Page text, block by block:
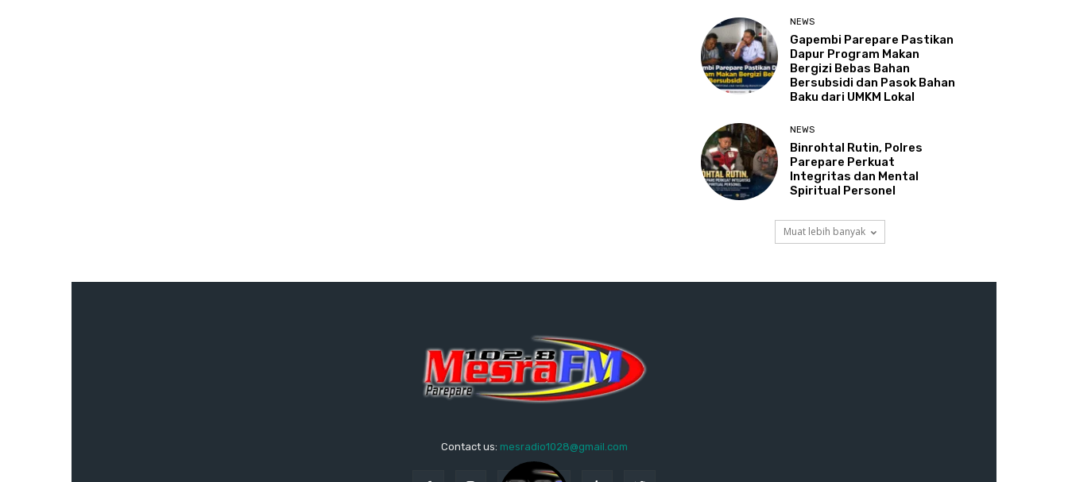
NEWS
Gapembi Parepare Pastikan
Dapur Program Makan
Bergizi Bebas Bahan
Bersubsidi dan Pasok Bahan
Baku dari UMKM Lokal
NEWS
Binrohtal Rutin, Polres
Parepare Perkuat
Integritas dan Mental
Spiritual Personel
Muat lebih banyak
Contact us: mesradio1028@gmail.com